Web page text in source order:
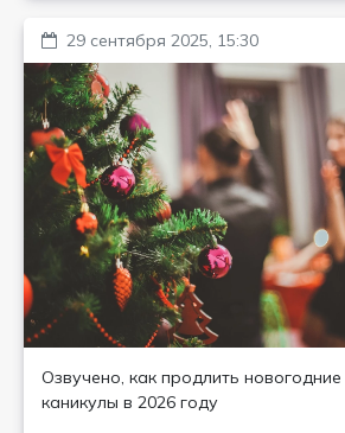
29 сентября 2025, 15:30
Озвучено, как продлить новогодние
каникулы в 2026 году